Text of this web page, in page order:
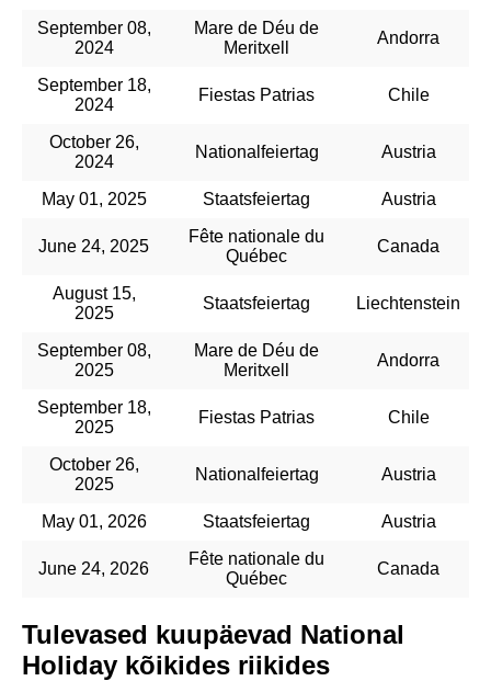
September 08,
2024
Mare de Déu de
Meritxell
Andorra
September 18,
2024
Fiestas Patrias Chile
October 26,
2024
Nationalfeiertag Austria
May 01, 2025 Staatsfeiertag Austria
June 24, 2025
Fête nationale du
Québec
Canada
August 15,
2025
Staatsfeiertag Liechtenstein
September 08,
2025
Mare de Déu de
Meritxell
Andorra
September 18,
2025
Fiestas Patrias Chile
October 26,
2025
Nationalfeiertag Austria
May 01, 2026 Staatsfeiertag Austria
June 24, 2026
Fête nationale du
Québec
Canada
Tulevased kuupäevad National
Holiday kõikides riikides